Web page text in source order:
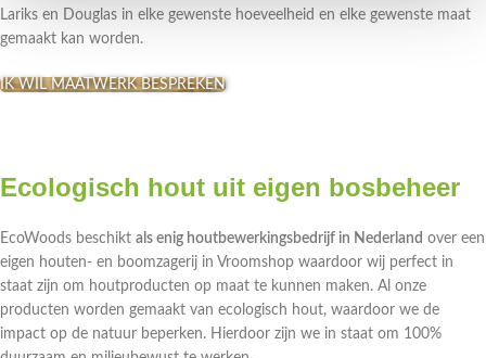
Lariks en Douglas in elke gewenste hoeveelheid en elke gewenste maat
gemaakt kan worden.
IK WIL MAATWERK BESPREKEN
Ecologisch hout uit eigen bosbeheer
EcoWoods beschikt als enig houtbewerkingsbedrijf in Nederland over een
eigen houten- en boomzagerij in Vroomshop waardoor wij perfect in
staat zijn om houtproducten op maat te kunnen maken. Al onze
producten worden gemaakt van ecologisch hout, waardoor we de
impact op de natuur beperken. Hierdoor zijn we in staat om 100%